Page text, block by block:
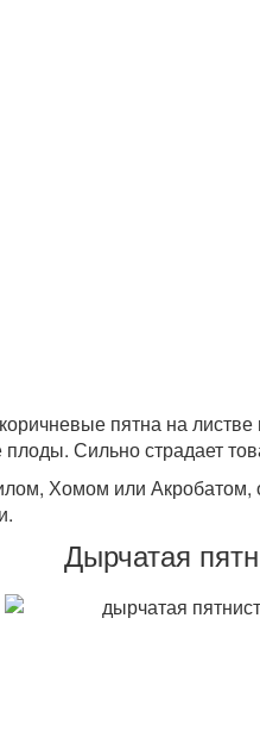
пятна на
Сильно страдает
Хомом или Акробатом,
Дырчатая